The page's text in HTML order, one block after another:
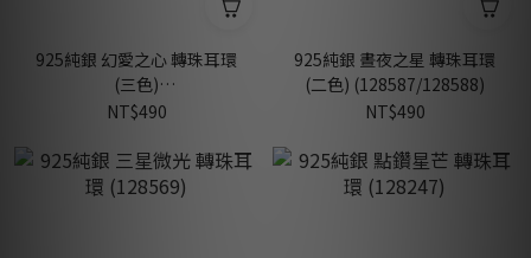
925純銀 幻愛之心 轉珠耳環
(三色)
(110734/110735/110736)
NT$490
925純銀 晝夜之星 轉珠耳環
(二色) (128587/128588)
NT$490